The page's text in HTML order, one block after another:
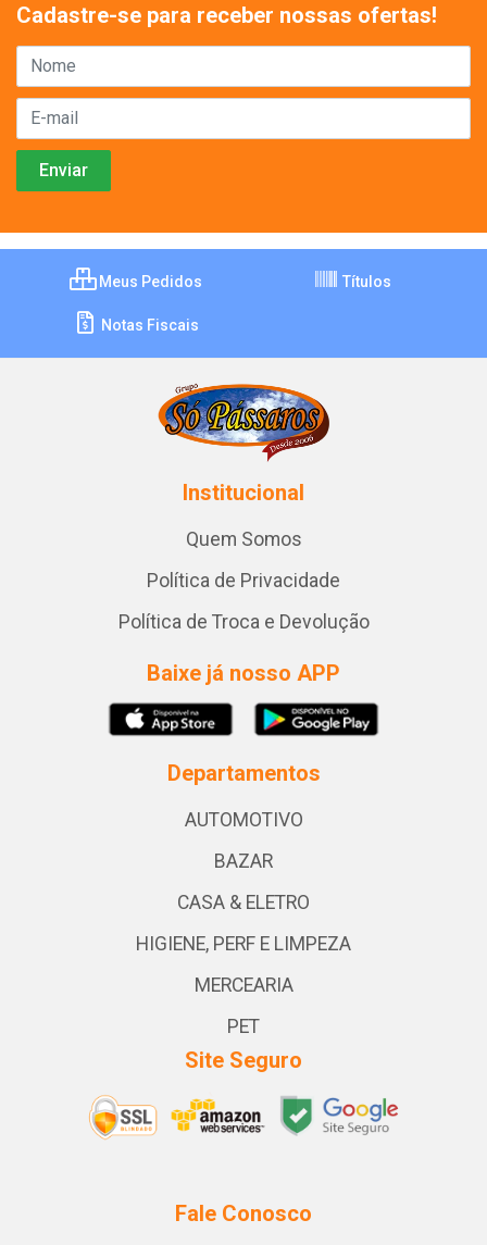
Cadastre-se para receber nossas ofertas!
Meus Pedidos Títulos
Notas Fiscais
Institucional
Quem Somos
Política de Privacidade
Política de Troca e Devolução
Baixe já nosso APP
Departamentos
AUTOMOTIVO
BAZAR
CASA & ELETRO
HIGIENE, PERF E LIMPEZA
MERCEARIA
PET
Site Seguro
Fale Conosco